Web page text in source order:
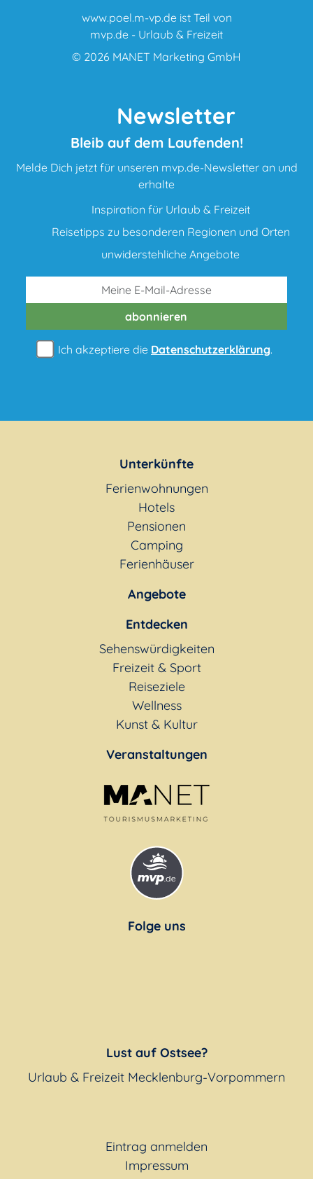
www.poel.m-vp.de ist Teil von
mvp.de - Urlaub & Freizeit
© 2026 MANET Marketing GmbH
Newsletter
Bleib auf dem Laufenden!
Melde Dich jetzt für unseren mvp.de-Newsletter an und
erhalte
Inspiration für Urlaub & Freizeit
Reisetipps zu besonderen Regionen und Orten
unwiderstehliche Angebote
abonnieren
Ich akzeptiere die Datenschutzerklärung.
Unterkünfte
Ferienwohnungen
Hotels
Pensionen
Camping
Ferienhäuser
Angebote
Entdecken
Sehenswürdigkeiten
Freizeit & Sport
Reiseziele
Wellness
Kunst & Kultur
Veranstaltungen
Folge uns
Lust auf Ostsee?
Urlaub & Freizeit Mecklenburg-Vorpommern
Eintrag anmelden
Impressum